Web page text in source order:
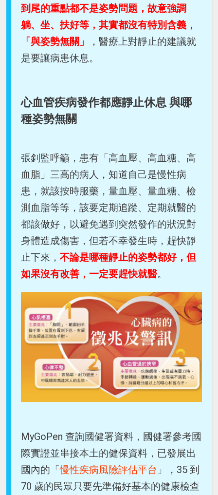
到尾的重點都不是姿勢問題，故意強調
躺、坐、扶好等，其實都沒有特別含義，
「與姿勢無關」
，醫療上對靜止的建議就
是要讓病患休息。
心血管疾病發作都應靜止休息 與哪
種姿勢無關
張釗監呼籲，患有「高血壓、高血糖、高
血脂」三高的病人，知道自己是慢性病
患，就該按時服藥，量血壓、量血糖、檢
測血脂等等，該要定期追蹤、定期就醫的
都該做好，以避免遇到突然發作的狀況對
身體造成傷害，但若不幸發生時，趕快靜
止下來，不論是哪種靜止的姿勢都好，但
如果沒有改善，一定要趕快就醫。
MyGoPen 查詢國健署資料，國健署參考國
際實證並串接本土的健保資料，已發展出
國內的「慢性疾病風險評估平台 」，35 到
70 歲的民眾只要先準備好基本的健康檢查